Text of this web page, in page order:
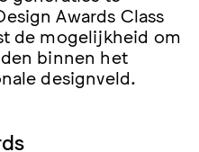
Awards Class
de mogelijkheid om
binnen het
designveld.